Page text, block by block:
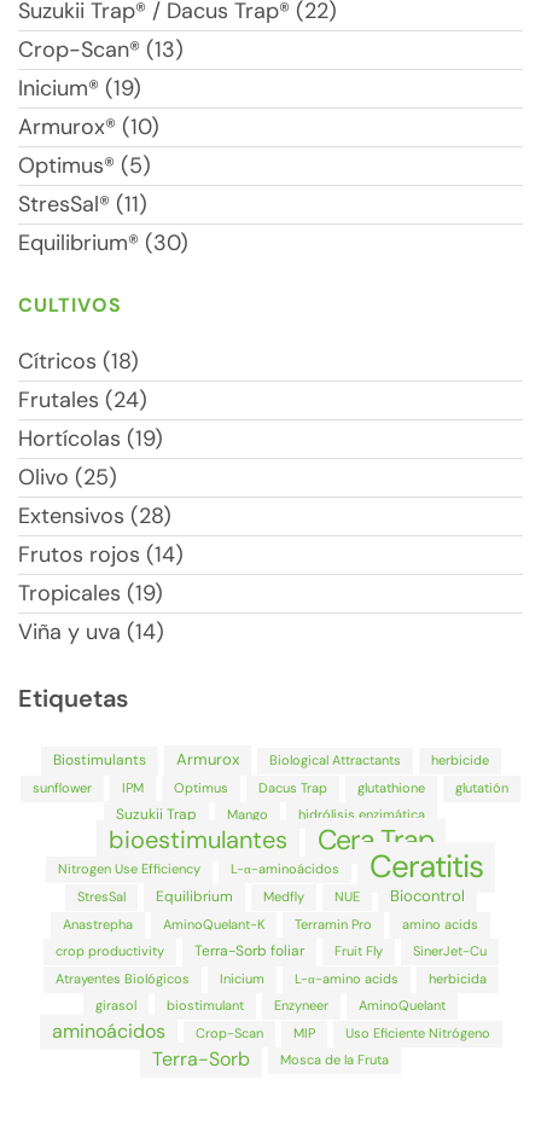
Suzukii Trap® / Dacus Trap® (22)
Crop-Scan® (13)
Inicium® (19)
Armurox® (10)
Optimus® (5)
StresSal® (11)
Equilibrium® (30)
CULTIVOS
Cítricos (18)
Frutales (24)
Hortícolas (19)
Olivo (25)
Extensivos (28)
Frutos rojos (14)
Tropicales (19)
Viña y uva (14)
Etiquetas
Biostimulants Armurox Biological Attractants
herbicide
sunflower
IPM Optimus Dacus Trap glutathione glutatión
Suzukii Trap Mango hidrólisis enzimática
bioestimulantes Cera Trap
Nitrogen Use Efficiency L-α-aminoácidos Ceratitis
StresSal Equilibrium Medfly NUE Biocontrol
Anastrepha AminoQuelant-K Terramin Pro
amino acids
crop productivity
Terra-Sorb foliar Fruit Fly
SinerJet-Cu
Atrayentes Biológicos
Inicium L-α-amino acids
herbicida
girasol
biostimulant Enzyneer AminoQuelant
aminoácidos Crop-Scan MIP Uso Eficiente Nitrógeno
Terra-Sorb Mosca de la Fruta